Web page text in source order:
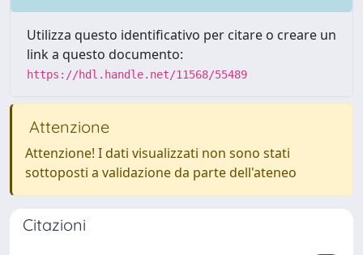
Utilizza questo identificativo per citare o creare un
link a questo documento:
https://hdl.handle.net/11568/55489
Attenzione
Attenzione! I dati visualizzati non sono stati
sottoposti a validazione da parte dell'ateneo
Citazioni